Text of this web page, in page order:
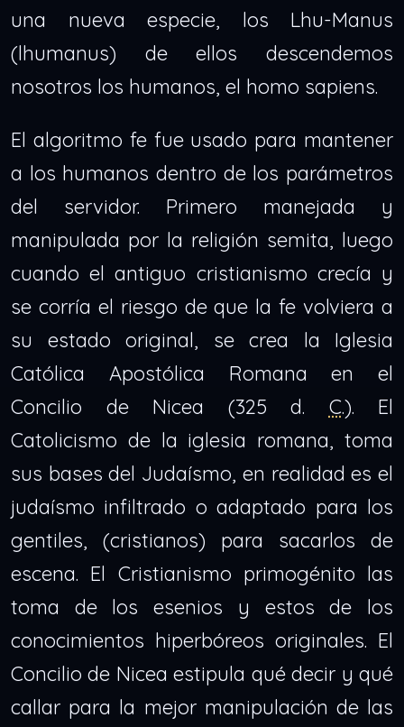
una nueva especie, los Lhu-Manus
(lhumanus) de ellos descendemos
nosotros los humanos, el homo sapiens.
El algoritmo fe fue usado para mantener
a los humanos dentro de los parámetros
del servidor. Primero manejada y
manipulada por la religión semita, luego
cuando el antiguo cristianismo crecía y
se corría el riesgo de que la fe volviera a
su estado original, se crea la Iglesia
Católica Apostólica Romana en el
Concilio de Nicea (325 d. C.). El
Catolicismo de la iglesia romana, toma
sus bases del Judaísmo, en realidad es el
judaísmo infiltrado o adaptado para los
gentiles, (cristianos) para sacarlos de
escena. El Cristianismo primogénito las
toma de los esenios y estos de los
conocimientos hiperbóreos originales. El
Concilio de Nicea estipula qué decir y qué
callar para la mejor manipulación de las